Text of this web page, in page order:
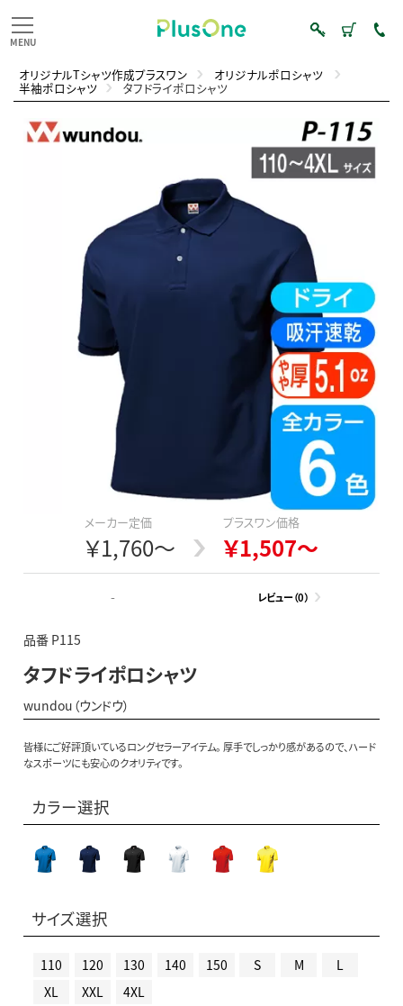
オリジナルTシャツ作成プラスワン オリジナルポロシャツ
半袖ポロシャツ タフドライポロシャツ
メーカー定価
￥1,760～
プラスワン価格
￥1,507～
- レビュー（0）
品番 P115
タフドライポロシャツ
wundou（ウンドウ）
皆様にご好評頂いているロングセラーアイテム。 厚手でしっかり感があるので、ハード
なスポーツにも安心のクオリティです。
カラー選択
サイズ選択
110 120 130 140 150 S M
L
XL
XXL 4XL